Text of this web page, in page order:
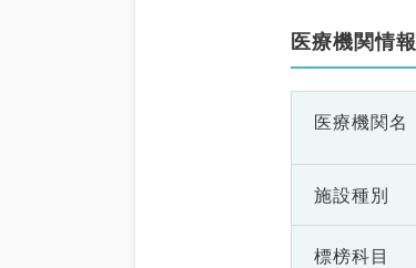
医療機関情報
医療機関名
施設種別
標榜科目